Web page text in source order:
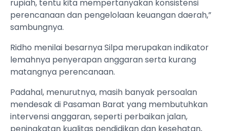
rupiah, tentu kita mempertanyakan konsistensi
perencanaan dan pengelolaan keuangan daerah,”
sambungnya.
Ridho menilai besarnya Silpa merupakan indikator
lemahnya penyerapan anggaran serta kurang
matangnya perencanaan.
Padahal, menurutnya, masih banyak persoalan
mendesak di Pasaman Barat yang membutuhkan
intervensi anggaran, seperti perbaikan jalan,